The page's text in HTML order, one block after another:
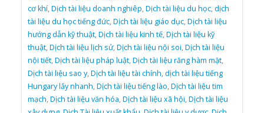
cơ khí,Dịch tài liệu doanh nghiêp,Dịch tài liệu du học,dịch
tài liệu du học tiếng đức,Dịch tài liệu giáo dục,Dịch tài liệu
hướng dẫn kỹ thuật,Dịch tài liệu kinh tế,Dịch tài liệu kỹ
thuật,Dịch tài liệu lịch sử,Dịch tài liệu nội soi,Dịch tài liệu
nội tiết,Dịch tài liệu pháp luật,Dịch tài liệu răng hàm mặt,
Dịch tài liệu sao y,Dịch tài liệu tài chính,dịch tài liệu tiếng
Hungary lấy nhanh,Dịch tài liệu tiếng lào,Dịch tài liệu tim
mạch,Dịch tài liệu văn hóa,Dịch tài liệu xã hội,Dịch tài liệu